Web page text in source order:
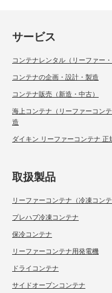
サービス
コンテナレンタル（リーファー・
コンテナの企画・設計・製造
コンテナ販売（新造・中古）
海上コンテナ（リーファーコン
造
ダイキン リーファーコンテナ 正
取扱製品
リーファーコンテナ（冷凍コン
プレハブ冷凍コンテナ
保冷コンテナ
リーファーコンテナ用発電機
ドライコンテナ
サイドオープンコンテナ